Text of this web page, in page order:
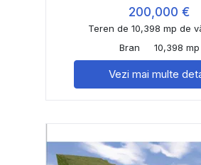
200,000 €
Teren de 10,398 mp de
Bran
10,398 mp
Vezi mai multe